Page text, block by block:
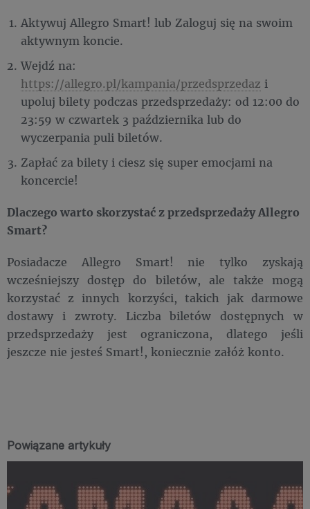
Aktywuj Allegro Smart! lub Zaloguj się na swoim
aktywnym koncie.
Wejdź na:
https://allegro.pl/kampania/przedsprzedaz i
upoluj bilety podczas przedsprzedaży: od 12:00 do
23:59 w czwartek 3 października lub do
wyczerpania puli biletów.
Zapłać za bilety i ciesz się super emocjami na
koncercie!
Dlaczego warto skorzystać z przedsprzedaży Allegro
Smart?
Posiadacze Allegro Smart! nie tylko zyskają
wcześniejszy dostęp do biletów, ale także mogą
korzystać z innych korzyści, takich jak darmowe
dostawy i zwroty. Liczba biletów dostępnych w
przedsprzedaży jest ograniczona, dlatego jeśli
jeszcze nie jesteś Smart!, koniecznie załóż konto.
Powiązane artykuły